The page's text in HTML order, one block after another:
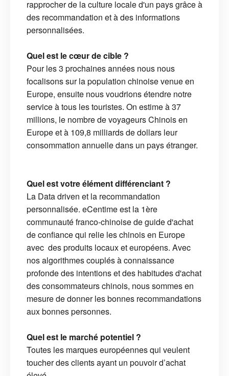
rapprocher de la culture locale d'un pays grâce à
des recommandation et à des informations
personnalisées.
Quel est le cœur de cible ?
Pour les 3 prochaines années nous nous
focalisons sur la population chinoise venue en
Europe, ensuite nous voudrions étendre notre
service à tous les touristes. On estime à 37
millions, le nombre de voyageurs Chinois en
Europe et à 109,8 milliards de dollars leur
consommation annuelle dans un pays étranger.
Quel est votre élément différenciant ?
La Data driven et la recommandation
personnalisée. eCentime est la 1ère
communauté franco-chinoise de guide d'achat
de confiance qui relie les chinois en Europe
avec des produits locaux et européens. Avec
nos algorithmes couplés à connaissance
profonde des intentions et des habitudes d'achat
des consommateurs chinois, nous sommes en
mesure de donner les bonnes recommandations
aux bonnes personnes.
Quel est le marché potentiel ?
Toutes les marques européennes qui veulent
toucher des clients ayant un pouvoir d’achat